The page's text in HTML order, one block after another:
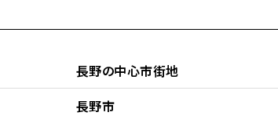
長野の中心市街地
長野市